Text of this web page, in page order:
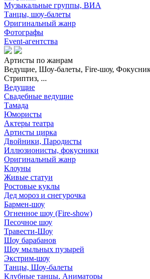
Музыкальные группы, ВИА
Танцы, шоу-балеты
Оригинальный жанр
Фотографы
Event-агентства
Артисты по жанрам
Ведущие, Шоу-балеты, Fire-шоу,
Стриптиз, ...
Ведущие
Свадебные ведущие
Тамада
Юмористы
Актеры театра
Артисты цирка
Двойники, Пародисты
Иллюзионисты, фокусники
Оригинальный жанр
Клоуны
Живые статуи
Ростовые куклы
Дед мороз и снегурочка
Бармен-шоу
Огненное шоу (Fire-show)
Песочное шоу
Травести-Шоу
Шоу барабанов
Шоу мыльных пузырей
Экстрим-шоу
Танцы, Шоу-балеты
Клубные танцы, Аниматоры